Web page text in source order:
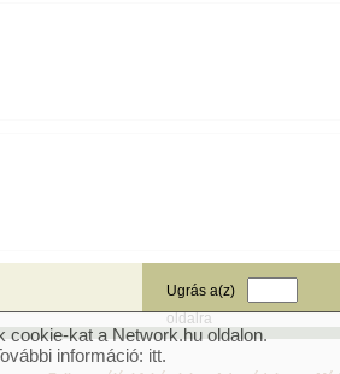
Ugrás a(z)
oldalra
cookie-kat a Network.hu oldalon.
információ: itt.